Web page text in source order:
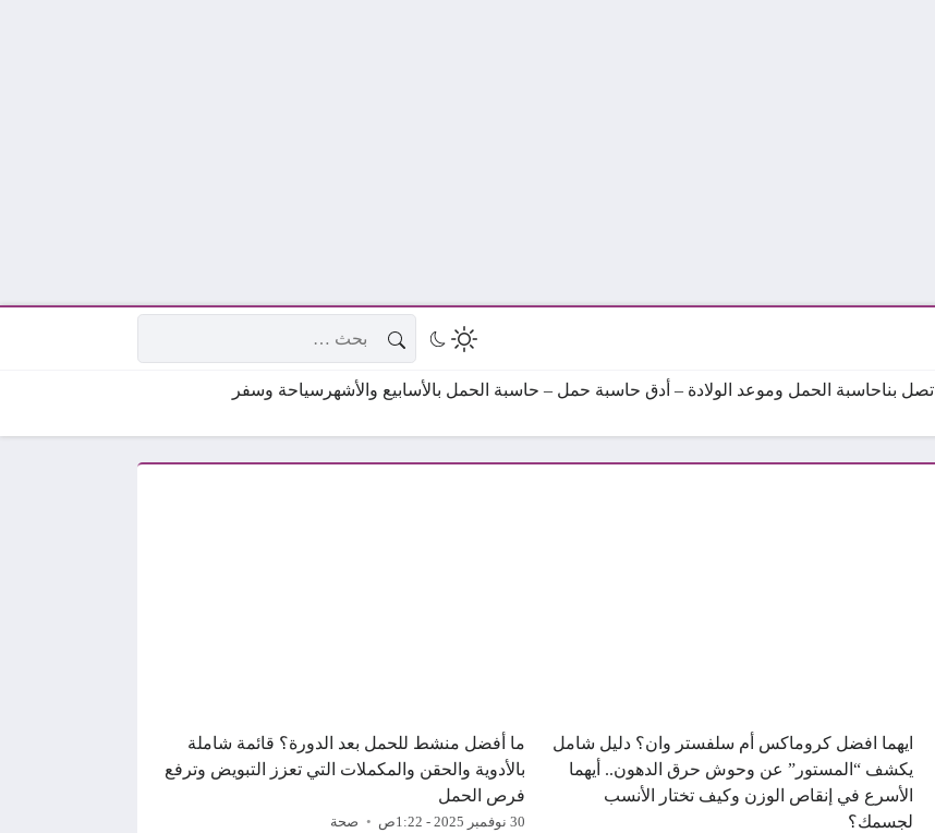
اتصل بناحاسبة الحمل وموعد الولادة – أدق حاسبة حمل – حاسبة الحمل بالأسابيع والأشهر سياحة وسفر
ايهما افضل كروماكس أم سلفستر وان؟ دليل شامل
يكشف “المستور” عن وحوش حرق الدهون.. أيهما
الأسرع في إنقاص الوزن وكيف تختار الأنسب
لجسمك؟
ما أفضل منشط للحمل بعد الدورة؟ قائمة شاملة
بالأدوية والحقن والمكملات التي تعزز التبويض وترفع
فرص الحمل
30 نوفمبر 2025 - 1:22ص صحة